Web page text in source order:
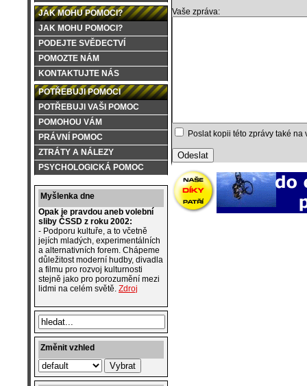
JAK MOHU POMOCI?
JAK MOHU POMOCI?
PODEJTE SVĚDECTVÍ
POMOZTE NÁM
KONTAKTUJTE NÁS
POTŘEBUJI POMOCI
POTŘEBUJI VAŠI POMOC
POMOHOU VÁM
PRÁVNÍ POMOC
ZTRÁTY A NÁLEZY
PSYCHOLOGICKÁ POMOC
Myšlenka dne
Opak je pravdou aneb volební
sliby ČSSD z roku 2002:
- Podporu kultuře, a to včetně
jejích mladých, experimentálních
a alternativních forem. Chápeme
důležitost moderní hudby, divadla
a filmu pro rozvoj kulturnosti
stejně jako pro porozumění mezi
lidmi na celém světě. Zdroj
Změnit vzhled
Vaše zpráva:
Poslat kopii této zprávy také na